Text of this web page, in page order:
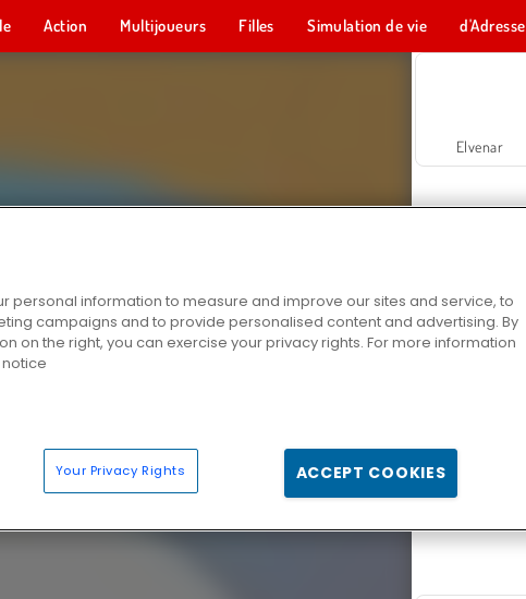
Action Multijoueurs Filles Simulation de vie d'Adresse
Elvenar
personal information to measure and improve our sites and service, to
campaigns and to provide personalised content and advertising. By
on the right, you can exercise your privacy rights. For more information
Your Privacy Rights ACCEPT COOKIES